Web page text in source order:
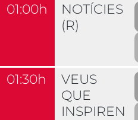
01:00h
NOTÍCIES
(R)
01:30h
VEUS
QUE
INSPIREN